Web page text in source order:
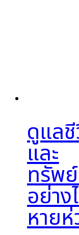
ดูแล
และ
ทรัพ
อย่าง
หายห่